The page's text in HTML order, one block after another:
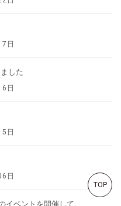
日
した
日
日
日
イベントを開催して
TOP